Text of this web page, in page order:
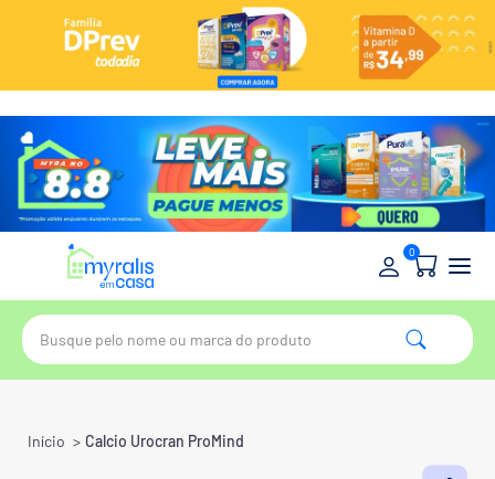
0
Início > Calcio Urocran ProMind